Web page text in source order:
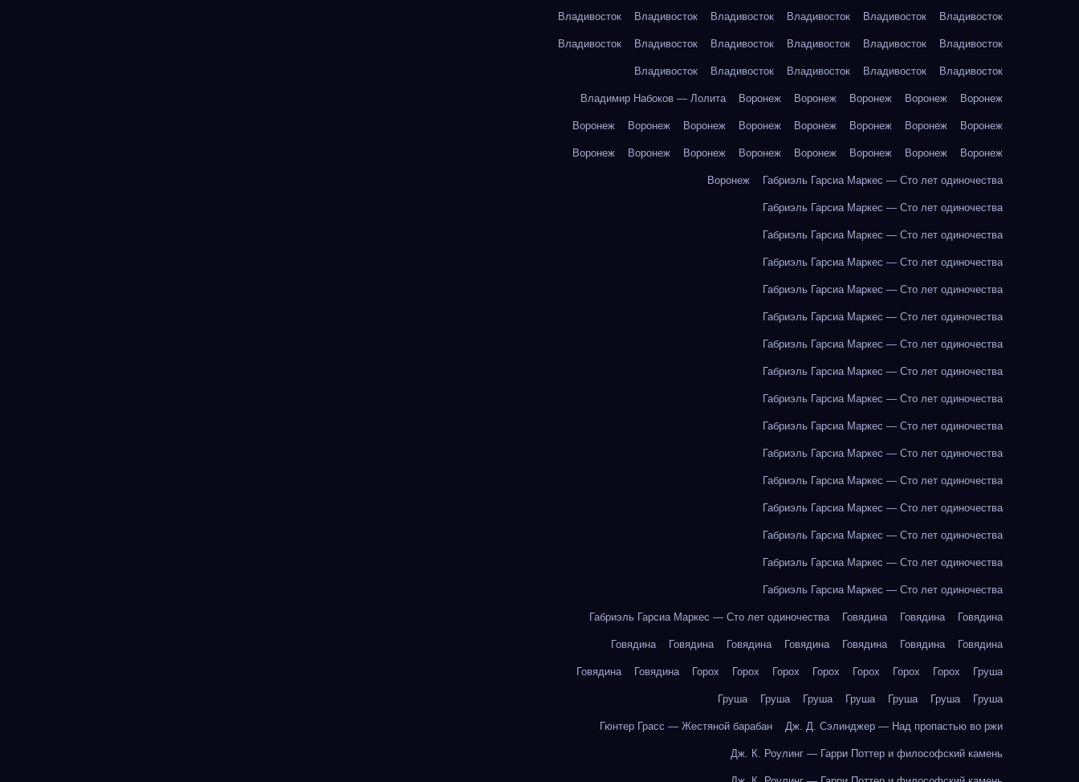
Владивосток Владивосток Владивосток Владивосток Владивосток Владивосток
Владивосток Владивосток Владивосток Владивосток Владивосток Владивосток
Владивосток Владивосток Владивосток Владивосток Владивосток
Владимир Набоков — Лолита Воронеж Воронеж Воронеж Воронеж Воронеж
Воронеж Воронеж Воронеж Воронеж Воронеж Воронеж Воронеж Воронеж
Воронеж Воронеж Воронеж Воронеж Воронеж Воронеж Воронеж Воронеж
Воронеж Габриэль Гарсиа Маркес — Сто лет одиночества
Габриэль Гарсиа Маркес — Сто лет одиночества
Габриэль Гарсиа Маркес — Сто лет одиночества
Габриэль Гарсиа Маркес — Сто лет одиночества
Габриэль Гарсиа Маркес — Сто лет одиночества
Габриэль Гарсиа Маркес — Сто лет одиночества
Габриэль Гарсиа Маркес — Сто лет одиночества
Габриэль Гарсиа Маркес — Сто лет одиночества
Габриэль Гарсиа Маркес — Сто лет одиночества
Габриэль Гарсиа Маркес — Сто лет одиночества
Габриэль Гарсиа Маркес — Сто лет одиночества
Габриэль Гарсиа Маркес — Сто лет одиночества
Габриэль Гарсиа Маркес — Сто лет одиночества
Габриэль Гарсиа Маркес — Сто лет одиночества
Габриэль Гарсиа Маркес — Сто лет одиночества
Габриэль Гарсиа Маркес — Сто лет одиночества
Габриэль Гарсиа Маркес — Сто лет одиночества Говядина Говядина Говядина
Говядина Говядина Говядина Говядина Говядина Говядина Говядина
Говядина Говядина Горох Горох Горох Горох Горох Горох Горох Груша
Груша Груша Груша Груша Груша Груша Груша
Гюнтер Грасс — Жестяной барабан Дж. Д. Сэлинджер — Над пропастью во ржи
Дж. К. Роулинг — Гарри Поттер и философский камень